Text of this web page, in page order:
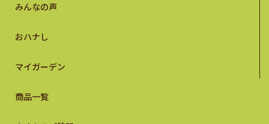
みんなの声
おハナし
マイガーデン
商品一覧